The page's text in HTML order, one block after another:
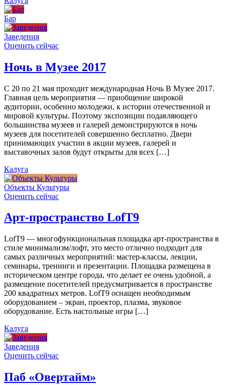
Бар
Заведения
Оценить сейчас
Ночь в Музее 2017
С 20 по 21 мая проходит международная Ночь В Музее 2017.
Главная цель мероприятия — приобщение широкой
аудитории, особенно молодежи, к истории отечественной и
мировой культуры. Поэтому экспозиции подавляющего
большинства музеев и галерей демонстрируются в ночь
музеев для посетителей совершенно бесплатно. Двери
принимающих участии в акции музеев, галерей и
выставочных залов будут открыты для всех […]
Калуга
Объекты Культуры
Оценить сейчас
Арт-пространство LofT9
LofT9 — многофункциональная площадка арт-пространства в
стиле минимализм/лофт, это место отлично подходит для
самых различных мероприятий: мастер-классы, лекции,
семинары, тренинги и презентации. Площадка размещена в
историческом центре города, что делает ее очень удобной, а
размещение посетителей предусматривается в пространстве
200 квадратных метров. LofT9 оснащен необходимым
оборудованием – экран, проектор, плазма, звуковое
оборудование. Есть настольные игры […]
Калуга
Заведения
Оценить сейчас
Паб «Овертайм»